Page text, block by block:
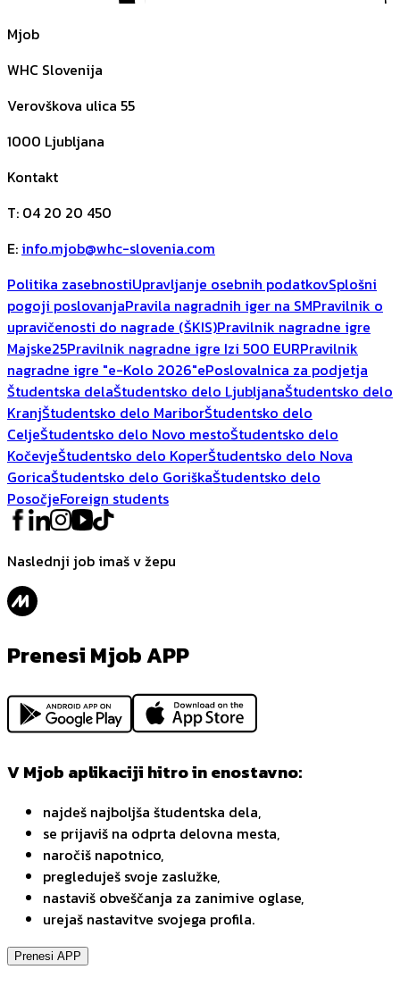
Mjob
WHC Slovenija
Verovškova ulica 55
1000 Ljubljana
Kontakt
T: 04 20 20 450
E: info.mjob@whc-slovenia.com
Politika zasebnostiUpravljanje osebnih podatkovSplošni
pogoji poslovanjaPravila nagradnih iger na SMPravilnik o
upravičenosti do nagrade (ŠKIS)Pravilnik nagradne igre
Majske25Pravilnik nagradne igre Izi 500 EURPravilnik
nagradne igre "e-Kolo 2026"ePoslovalnica za podjetja
Študentska delaŠtudentsko delo LjubljanaŠtudentsko delo
KranjŠtudentsko delo MariborŠtudentsko delo
CeljeŠtudentsko delo Novo mestoŠtudentsko delo
KočevjeŠtudentsko delo KoperŠtudentsko delo Nova
GoricaŠtudentsko delo GoriškaŠtudentsko delo
PosočjeForeign students
Naslednji job imaš v žepu
Prenesi Mjob APP
V Mjob aplikaciji hitro in enostavno:
najdeš najboljša študentska dela,
se prijaviš na odprta delovna mesta,
naročiš napotnico,
pregleduješ svoje zaslužke,
nastaviš obveščanja za zanimive oglase,
urejaš nastavitve svojega profila.
Prenesi APP